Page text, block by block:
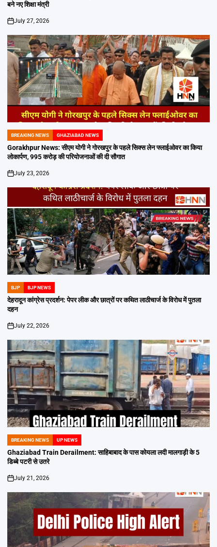
बने नए शिक्षा मंत्री
on
July 27, 2026
POSTED
IN
BREAKING NEWS GHAZIABAD NEWS
Gorakhpur News: सीएम योगी ने गोरखपुर के पहले सिक्स लेन फ्लाईओवर का किया
लोकार्पण, 995 करोड़ की परियोजनाओं की दी सौगात
on
July 23, 2026
POSTED
IN
BJP BJP NEWS
देहरादून कांग्रेस प्रदर्शन: पेपर लीक और छात्रों पर कथित लाठीचार्ज के विरोध में पुतला
दहन
on
July 22, 2026
POSTED
IN
BREAKING NEWS UP NEWS
Ghaziabad Train Derailment: साहिबाबाद के पास कोयला लदी मालगाड़ी के 5
डिब्बे पटरी से उतरे
on
July 21, 2026